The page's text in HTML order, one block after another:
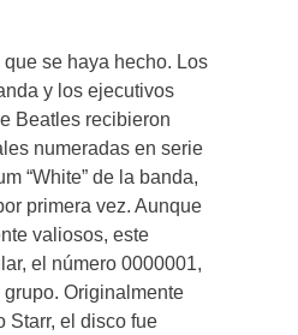
se haya hecho. Los
y los ejecutivos
Beatles recibieron
numeradas en serie
“White” de la banda,
primera vez. Aunque
valiosos, este
el número 0000001,
Originalmente
Starr, el disco fue